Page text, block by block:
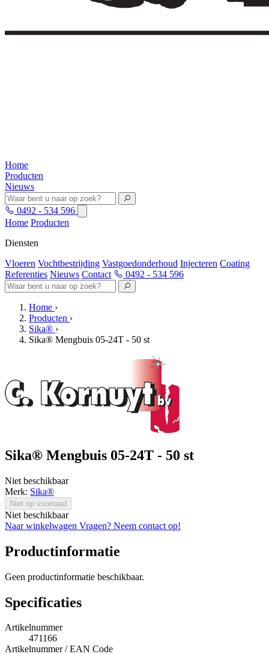
Home
Producten
Nieuws
0492 - 534 596
Home Producten
Diensten
Vloeren Vochtbestrijding Vastgoedonderhoud Injecteren Coating
Referenties Nieuws Contact 0492 - 534 596
Home ›
Producten ›
Sika® ›
Sika® Mengbuis 05-24T - 50 st
Sika® Mengbuis 05-24T - 50 st
Niet beschikbaar
Merk: Sika®
Niet op voorraad
Niet beschikbaar
Naar winkelwagen Vragen? Neem contact op!
Productinformatie
Geen productinformatie beschikbaar.
Specificaties
Artikelnummer
471166
Artikelnummer / EAN Code